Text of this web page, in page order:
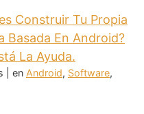
Construir Tu Propia
Basada En Android?
La Ayuda.
en Android, Software,